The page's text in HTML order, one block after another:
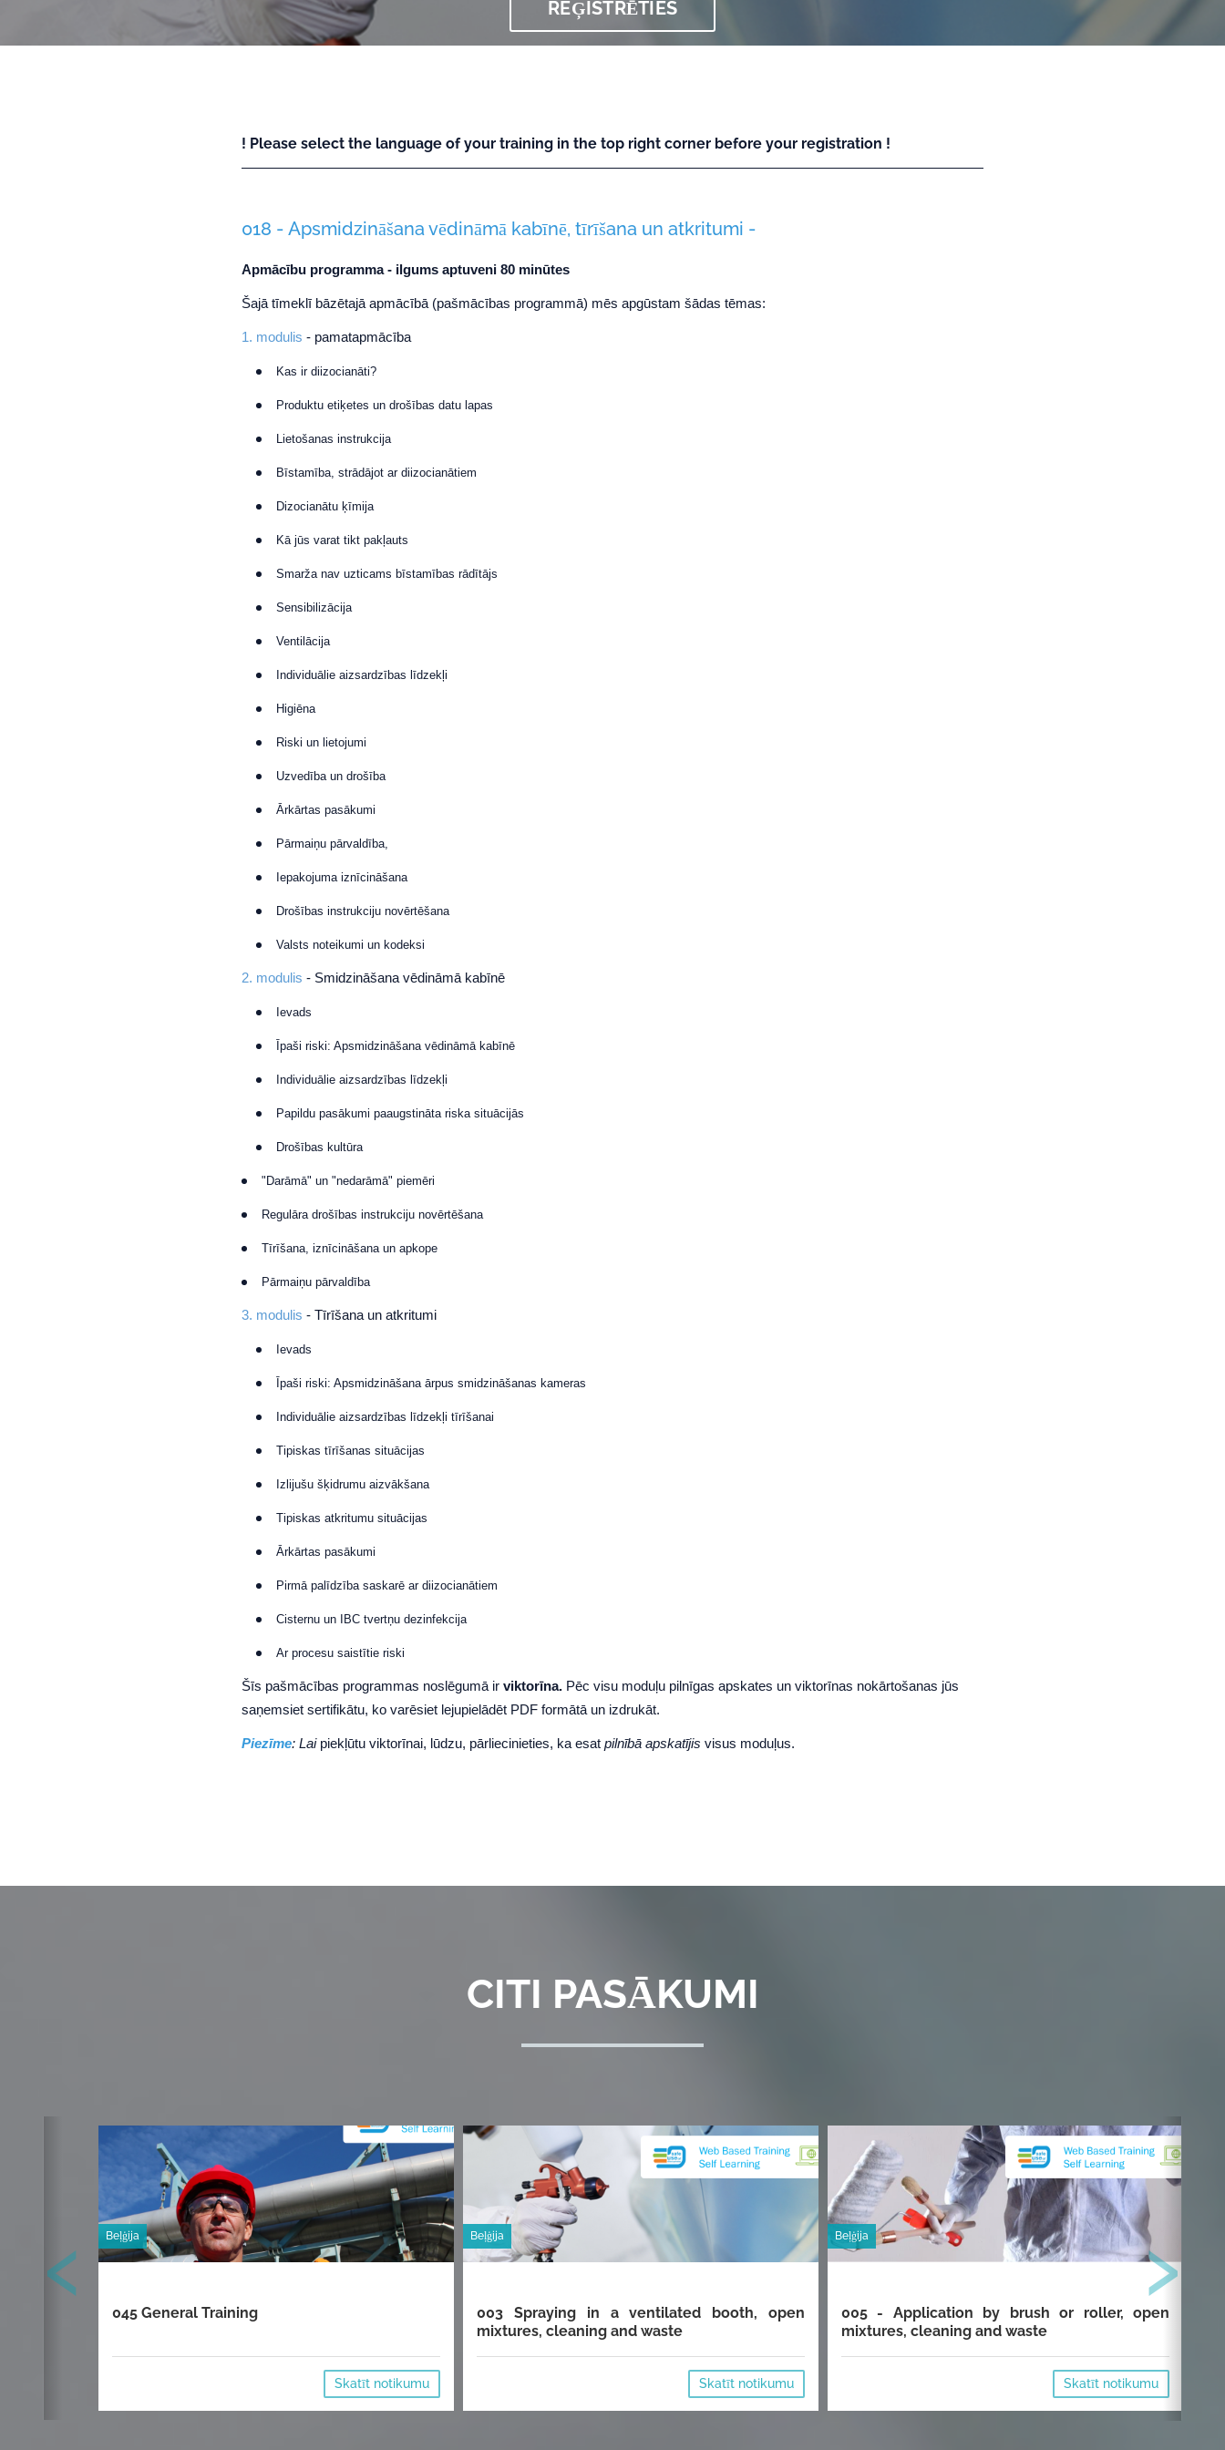
REĢISTRĒTIES
! Please select the language of your training in the top right corner before your registration !
018 - Apsmidzināšana vēdināmā kabīnē, tīrīšana un atkritumi -
Apmācību programma - ilgums aptuveni 80 minūtes
Šajā tīmeklī bāzētajā apmācībā (pašmācības programmā) mēs apgūstam šādas tēmas:
1. modulis- pamatapmācība
Kas ir diizocianāti?
Produktu etiķetes un drošības datu lapas
Lietošanas instrukcija
Bīstamība, strādājot ar diizocianātiem
Dizocianātu ķīmija
Kā jūs varat tikt pakļauts
Smarža nav uzticams bīstamības rādītājs
Sensibilizācija
Ventilācija
Individuālie aizsardzības līdzekļi
Higiēna
Riski un lietojumi
Uzvedība un drošība
Ārkārtas pasākumi
Pārmaiņu pārvaldība,
Iepakojuma iznīcināšana
Drošības instrukciju novērtēšana
Valsts noteikumi un kodeksi
2. modulis- Smidzināšana vēdināmā kabīnē
Ievads
Īpaši riski: Apsmidzināšana vēdināmā kabīnē
Individuālie aizsardzības līdzekļi
Papildu pasākumi paaugstināta riska situācijās
Drošības kultūra
"Darāmā" un "nedarāmā" piemēri
Regulāra drošības instrukciju novērtēšana
Tīrīšana, iznīcināšana un apkope
Pārmaiņu pārvaldība
3. modulis- Tīrīšana un atkritumi
Ievads
Īpaši riski: Apsmidzināšana ārpus smidzināšanas kameras
Individuālie aizsardzības līdzekļi tīrīšanai
Tipiskas tīrīšanas situācijas
Izlijušu šķidrumu aizvākšana
Tipiskas atkritumu situācijas
Ārkārtas pasākumi
Pirmā palīdzība saskarē ar diizocianātiem
Cisternu un IBC tvertņu dezinfekcija
Ar procesu saistītie riski
Šīs pašmācības programmas noslēgumā irviktorīna. Pēc visu moduļu pilnīgas apskates un viktorīnas nokārtošanas jūs
saņemsiet sertifikātu, ko varēsiet lejupielādēt PDF formātā un izdrukāt.
Piezīme: Lai piekļūtu viktorīnai, lūdzu, pārliecinieties, ka esatpilnībā apskatījisvisus moduļus.
CITI PASĀKUMI
Beļģija
045 General Training
Skatīt notikumu
Beļģija
003 Spraying in a ventilated booth, open
mixtures, cleaning and waste
Skatīt notikumu
Beļģija
005 - Application by brush or roller, open
mixtures, cleaning and waste
Skatīt notikumu
‹ ›